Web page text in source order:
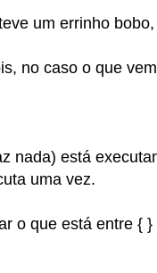
um errinho
no caso o que
nada) está
uma vez.
o que está entre { }